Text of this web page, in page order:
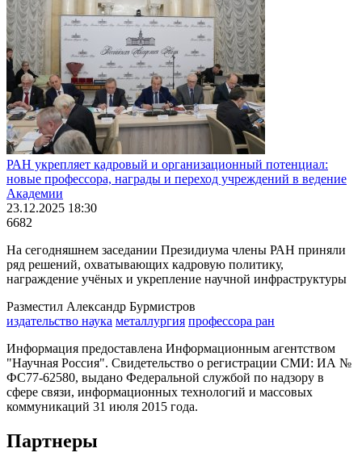
РАН укрепляет кадровый и организационный потенциал:
новые профессора, награды и переход учреждений в ведение
Академии
23.12.2025 18:30
6682
На сегодняшнем заседании Президиума члены РАН приняли
ряд решений, охватывающих кадровую политику,
награждение учёных и укрепление научной инфраструктуры
Разместил Александр Бурмистров
издательство наука металлургия профессора ран
Информация предоставлена Информационным агентством
"Научная Россия". Свидетельство о регистрации СМИ: ИА №
ФС77-62580, выдано Федеральной службой по надзору в
сфере связи, информационных технологий и массовых
коммуникаций 31 июля 2015 года.
Партнеры